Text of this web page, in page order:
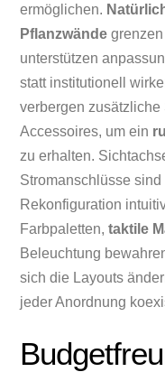
ermöglichen.
Pflanzwände
unterstützen
statt institutionell
verbergen
Accessoires, um ein
zu erhalten.
Stromanschlüsse
Rekonfiguration
Farbpaletten,taktile
Beleuchtung
sich die Layouts
jeder Anordnung